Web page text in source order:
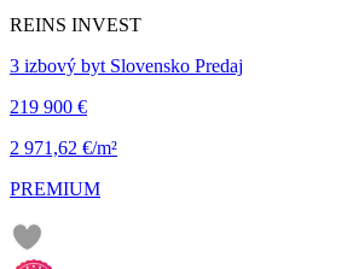
REINS INVEST
3 izbový byt Slovensko Predaj
219 900 €
2 971,62 €/m²
PREMIUM